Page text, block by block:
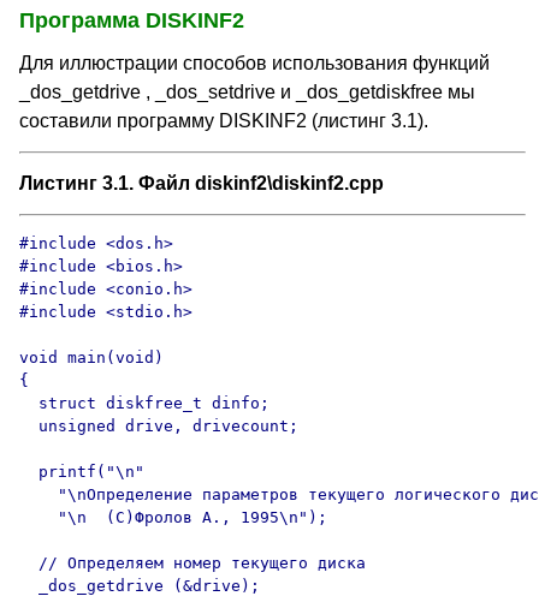
Программа DISKINF2
Для иллюстрации способов использования функций
_dos_getdrive , _dos_setdrive и _dos_getdiskfree мы
составили программу DISKINF2 (листинг 3.1).
Листинг 3.1. Файл diskinf2\diskinf2.cpp
#include <dos.h>
#include <bios.h>
#include <conio.h>
#include <stdio.h>
void main(void)
{
  struct diskfree_t dinfo;
  unsigned drive, drivecount;
  printf("\n"
"\nОпределение параметров текущего логического
    "\n  (C)Фролов А., 1995\n");
  // Определяем номер текущего диска
  _dos_getdrive (&drive);